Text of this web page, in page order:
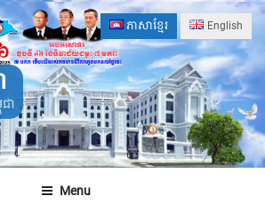
ភាសាខ្មែរ English
ា
Menu